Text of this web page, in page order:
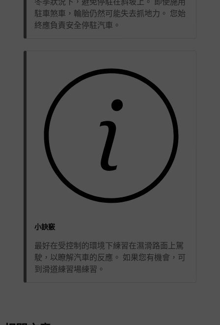
駐車煞車，輪胎仍然可能失去抓地力。 您始
終應負責安全停駐汽車。
小訣竅
最好在受控制的環境下練習在濕滑路面上駕
駛，以瞭解汽車的反應。 如果您有機會，可
到滑道練習場練習。